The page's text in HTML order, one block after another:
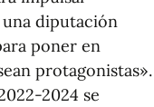
diputación
poner en
protagonistas».
2024 se